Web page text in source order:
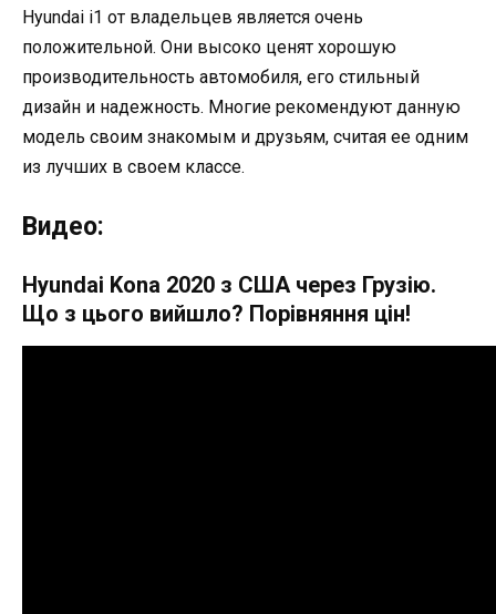
Hyundai i1 от владельцев является очень
положительной. Они высоко ценят хорошую
производительность автомобиля, его стильный
дизайн и надежность. Многие рекомендуют данную
модель своим знакомым и друзьям, считая ее одним
из лучших в своем классе.
Видео:
Hyundai Kona 2020 з США через Грузію.
Що з цього вийшло? Порівняння цін!